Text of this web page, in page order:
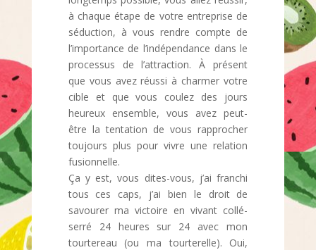
à chaque étape de votre entreprise de
séduction, à vous rendre compte de
l’importance de l’indépendance dans le
processus de l’attraction. À présent
que vous avez réussi à charmer votre
cible et que vous coulez des jours
heureux ensemble, vous avez peut-
être la tentation de vous rapprocher
toujours plus pour vivre une relation
fusionnelle.
Ça y est, vous dites-vous, j’ai franchi
tous ces caps, j’ai bien le droit de
savourer ma victoire en vivant collé-
serré 24 heures sur 24 avec mon
tourtereau (ou ma tourterelle). Oui,